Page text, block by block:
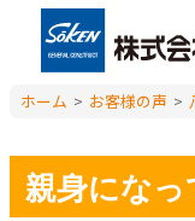
ホーム > お客様の声 >
親身になっ